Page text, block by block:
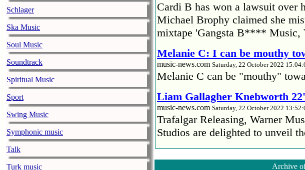
Schlager
Ska Music
Soul Music
Soundtrack
Spiritual Music
Sport
Swing Music
Symphonic music
Talk
Turk music
Cardi B has won a lawsuit
Michael Brophy claimed she
mixtape 'Gangsta B**** Music,
Melanie C: I can be mouthy
music-news.com Saturday, 22 October 2022
Melanie C can be "mouthy"
Liam Gallagher Knebworth
music-news.com Saturday, 22 October 2022
Trafalgar Releasing, Warner
Studios are delighted to unveil
Faith No More’s Mike Patton
Archive